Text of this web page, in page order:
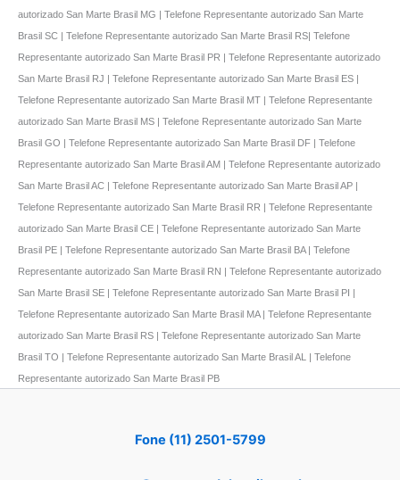
autorizado San Marte Brasil MG | Telefone Representante autorizado San Marte
Brasil SC | Telefone Representante autorizado San Marte Brasil RS| Telefone
Representante autorizado San Marte Brasil PR | Telefone Representante autorizado
San Marte Brasil RJ | Telefone Representante autorizado San Marte Brasil ES |
Telefone Representante autorizado San Marte Brasil MT | Telefone Representante
autorizado San Marte Brasil MS | Telefone Representante autorizado San Marte
Brasil GO | Telefone Representante autorizado San Marte Brasil DF | Telefone
Representante autorizado San Marte Brasil AM | Telefone Representante autorizado
San Marte Brasil AC | Telefone Representante autorizado San Marte Brasil AP |
Telefone Representante autorizado San Marte Brasil RR | Telefone Representante
autorizado San Marte Brasil CE | Telefone Representante autorizado San Marte
Brasil PE | Telefone Representante autorizado San Marte Brasil BA | Telefone
Representante autorizado San Marte Brasil RN | Telefone Representante autorizado
San Marte Brasil SE | Telefone Representante autorizado San Marte Brasil PI |
Telefone Representante autorizado San Marte Brasil MA | Telefone Representante
autorizado San Marte Brasil RS | Telefone Representante autorizado San Marte
Brasil TO | Telefone Representante autorizado San Marte Brasil AL | Telefone
Representante autorizado San Marte Brasil PB
Fone (11) 2501-5799